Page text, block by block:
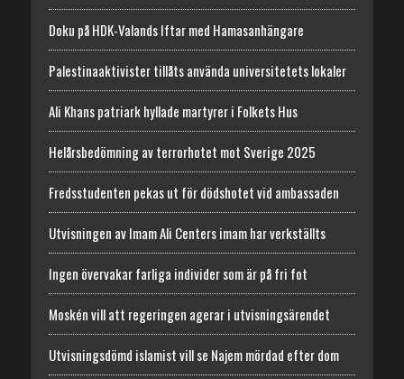
Doku på HDK-Valands Iftar med Hamasanhängare
Palestinaaktivister tillåts använda universitetets lokaler
Ali Khans patriark hyllade martyrer i Folkets Hus
Helårsbedömning av terrorhotet mot Sverige 2025
Fredsstudenten pekas ut för dödshotet vid ambassaden
Utvisningen av Imam Ali Centers imam har verkställts
Ingen övervakar farliga individer som är på fri fot
Moskén vill att regeringen agerar i utvisningsärendet
Utvisningsdömd islamist vill se Najem mördad efter dom